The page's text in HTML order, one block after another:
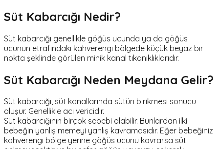
Süt Kabarcığı Nedir?
Süt kabarcığı genellikle göğüs ucunda ya da göğüs
ucunun etrafındaki kahverengi bölgede küçük beyaz bir
nokta şeklinde görülen minik kanal tıkanıklıklarıdır.
Süt Kabarcığı Neden Meydana Gelir?
Süt kabarcığı, süt kanallarında sütün birikmesi sonucu
oluşur. Genellikle acı vericidir.
Süt kabarcığının birçok sebebi olabilir. Bunlardan ilki
bebeğin yanlış memeyi yanlış kavramasıdır. Eğer bebeğiniz
kahverengi bölge yerine göğüs ucunu kavrarsa süt